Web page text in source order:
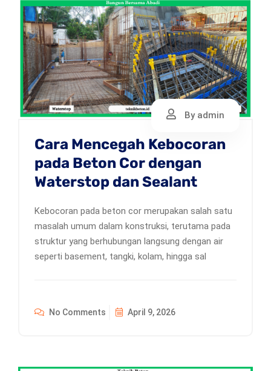
By admin
Cara Mencegah Kebocoran
pada Beton Cor dengan
Waterstop dan Sealant
Kebocoran pada beton cor merupakan salah satu
masalah umum dalam konstruksi, terutama pada
struktur yang berhubungan langsung dengan air
seperti basement, tangki, kolam, hingga sal
No Comments April 9, 2026